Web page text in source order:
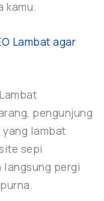
kamu.
Lambat agar
pengunjung
lambat
sepi
langsung pergi